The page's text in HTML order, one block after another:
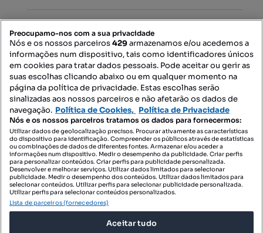
Mapa do Site
Contacte-nos
SIGA-NOS:
DESCARREGAR NA:
Preocupamo-nos com a sua privacidade
Nós e os nossos parceiros429armazenamos e/ou acedemos a
informações num dispositivo, tais como identificadores únicos
em cookies para tratar dados pessoais. Pode aceitar ou gerir as
suas escolhas clicando abaixo ou em qualquer momento na
página da política de privacidade. Estas escolhas serão
sinalizadas aos nossos parceiros e não afetarão os dados de
navegação. Política de Cookies, Política de Privacidade
Nós e os nossos parceiros tratamos os dados para fornecermos:
Utilizar dados de geolocalização precisos. Procurar ativamente as características
do dispositivo para identificação. Compreender os públicos através de estatísticas
ou combinações de dados de diferentes fontes. Armazenar e/ou aceder a
informações num dispositivo. Medir o desempenho da publicidade. Criar perfis
para personalizar conteúdos. Criar perfis para publicidade personalizada.
Desenvolver e melhorar serviços. Utilizar dados limitados para selecionar
publicidade. Medir o desempenho dos conteúdos. Utilizar dados limitados para
selecionar conteúdos. Utilizar perfis para selecionar publicidade personalizada.
Utilizar perfis para selecionar conteúdos personalizados.
Lista de parceiros (fornecedores)
Aceitar tudo